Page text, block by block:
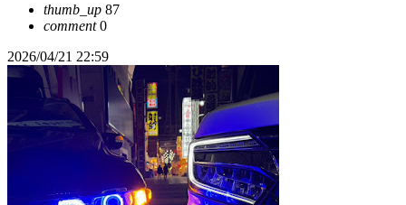
thumb_up 87
comment0
2026/04/21 22:59